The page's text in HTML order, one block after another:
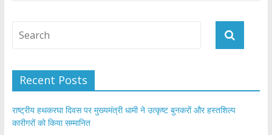
o
Recent Posts
राष्ट्रीय हथकरघा दिवस पर मुख्यमंत्री धामी ने उत्कृष्ट बुनकरों और हस्तशिल्प
कारीगरों को किया सम्मानित